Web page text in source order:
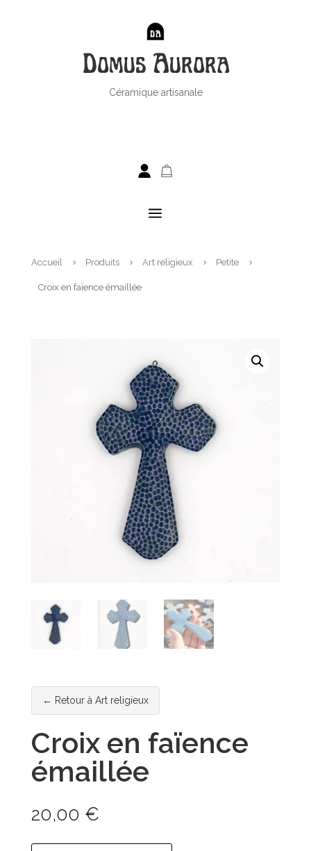
Domus Aurora
Céramique artisanale
a
Accueil 5 Produits 5 Art religieux 5 Petite 5
Croix en faïence émaillée
← Retour à Art religieux
Croix en faïence
émaillée
20,00 €